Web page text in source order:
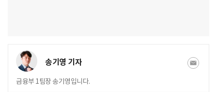
송기영 기자
금융부 1팀장 송기영입니다.